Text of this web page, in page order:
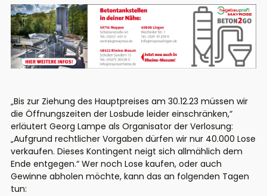
„Bis zur Ziehung des Hauptpreises am 30.12.23 müssen wir
die Öffnungszeiten der Losbude leider einschränken,“
erläutert Georg Lampe als Organisator der Verlosung:
„Aufgrund rechtlicher Vorgaben dürfen wir nur 40.000 Lose
verkaufen. Dieses Kontingent neigt sich allmählich dem
Ende entgegen.“ Wer noch Lose kaufen, oder auch
Gewinne abholen möchte, kann das an folgenden Tagen
tun: